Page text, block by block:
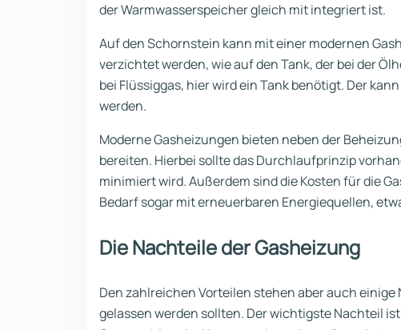
der Warmwasserspeicher gleich mit integriert ist.
Auf den Schornstein kann mit einer modernen
verzichtet werden, wie auf den Tank, der bei der
bei Flüssiggas, hier wird ein Tank benötigt. Der
werden.
Moderne Gasheizungen bieten neben der
bereiten. Hierbei sollte das Durchlaufprinzip
minimiert wird. Außerdem sind die Kosten für die
Bedarf sogar mit erneuerbaren Energiequellen,
Die Nachteile der Gasheizung
Den zahlreichen Vorteilen stehen aber auch
gelassen werden sollten. Der wichtigste Nachteil